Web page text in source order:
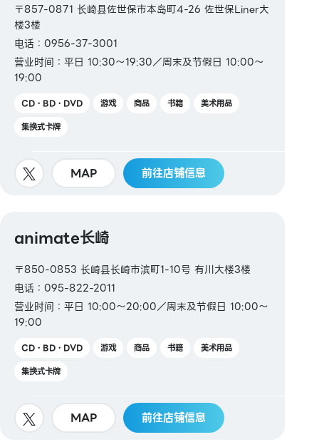
〒857-0871 长崎县佐世保市本岛町4-26 佐世保Liner大
楼3楼
电话：0956-37-3001
营业时间：平日 10:30～19:30／周末及节假日 10:00～
19:00
CD・BD・DVD 游戏 商品 书籍
美术用品
集换式卡牌
MAP 前往店铺信息
animate长崎
〒850-0853 长崎县长崎市滨町1-10号 有川大楼3楼
电话：095-822-2011
营业时间：平日 10:00～20:00／周末及节假日 10:00～
19:00
CD・BD・DVD 游戏 商品 书籍
美术用品
集换式卡牌
MAP 前往店铺信息